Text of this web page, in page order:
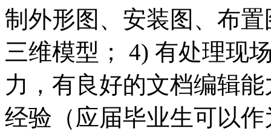
制外形图、安装图、布
三维模型； 4) 有处理现
力，有良好的文档编辑
经验（应届毕业生可以